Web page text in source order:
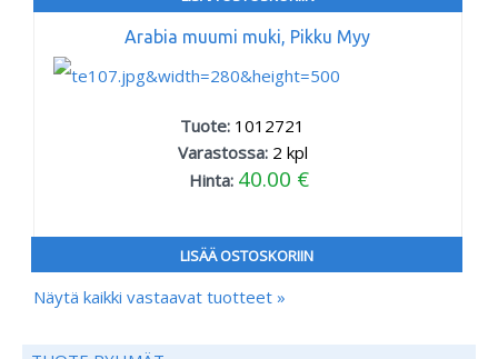
Arabia muumi muki, Pikku Myy
Tuote: 1012721
Varastossa: 2 kpl
Hinta: 40.00 €
LISÄÄ OSTOSKORIIN
Näytä kaikki vastaavat tuotteet »